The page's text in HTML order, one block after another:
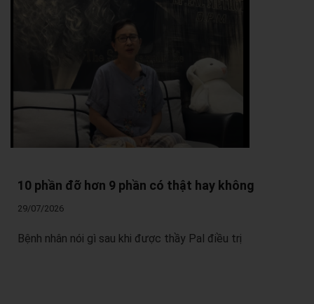
10 phần đỡ hơn 9 phần có thật hay không
29/07/2026
Bệnh nhân nói gì sau khi được thầy Pal điều trị